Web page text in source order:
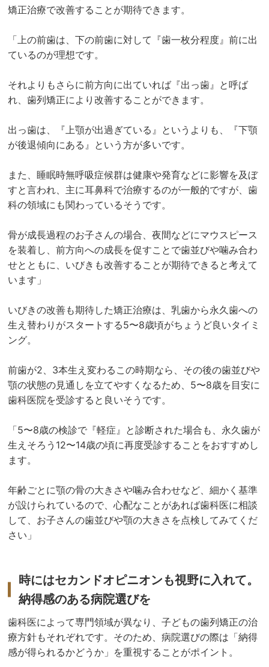
矯正治療で改善することが期待できます。
「上の前歯は、下の前歯に対して『歯一枚分程度』前に出
ているのが理想です。
それよりもさらに前方向に出ていれば『出っ歯』と呼ば
れ、歯列矯正により改善することができます。
出っ歯は、『上顎が出過ぎている』というよりも、『下顎
が後退傾向にある』という方が多いです。
また、睡眠時無呼吸症候群は健康や発育などに影響を及ぼ
すと言われ、主に耳鼻科で治療するのが一般的ですが、歯
科の領域にも関わっているそうです。
骨が成長過程のお子さんの場合、夜間などにマウスピース
を装着し、前方向への成長を促すことで歯並びや噛み合わ
せとともに、いびきも改善することが期待できると考えて
います」
いびきの改善も期待した矯正治療は、乳歯から永久歯への
生え替わりがスタートする5〜8歳頃がちょうど良いタイミ
ング。
前歯が2、3本生え変わるこの時期なら、その後の歯並びや
顎の状態の見通しを立てやすくなるため、5〜8歳を目安に
歯科医院を受診すると良いそうです。
「5〜8歳の検診で『軽症』と診断された場合も、永久歯が
生えそろう12〜14歳の頃に再度受診することをおすすめし
ます。
年齢ごとに顎の骨の大きさや噛み合わせなど、細かく基準
が設けられているので、心配なことがあれば歯科医に相談
して、お子さんの歯並びや顎の大きさを点検してみてくだ
さい」
時にはセカンドオピニオンも視野に入れて。
納得感のある病院選びを
歯科医によって専門領域が異なり、子どもの歯列矯正の治
療方針もそれぞれです。そのため、病院選びの際は「納得
感が得られるかどうか」を重視することがポイント。